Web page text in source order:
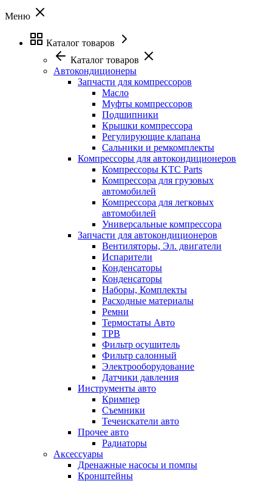
Меню
Каталог товаров
Каталог товаров
Автокондиционеры
Запчасти для компрессоров
Масло
Муфты компрессоров
Подшипники
Крышки компрессора
Регулирующие клапана
Сальники и ремкомплекты
Компрессоры для автокондиционеров
Компрессоры KTC Parts
Компрессора для грузовых
автомобилей
Компрессора для легковых
автомобилей
Универсальные компрессора
Запчасти для автокондиционеров
Вентиляторы, Эл. двигатели
Испарители
Конденсаторы
Конденсаторы
Наборы, Комплекты
Расходные материалы
Ремни
Термостаты Авто
ТРВ
Фильтр осушитель
Фильтр салонный
Электрооборудование
Датчики давления
Инструменты авто
Кримпер
Съемники
Течеискатели авто
Прочее авто
Радиаторы
Аксессуары
Дренажные насосы и помпы
Кронштейны